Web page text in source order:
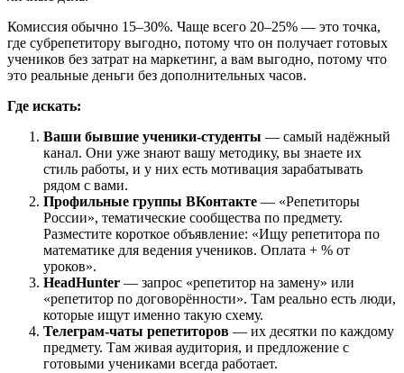
Комиссия обычно 15–30%. Чаще всего 20–25% — это точка,
где субрепетитору выгодно, потому что он получает готовых
учеников без затрат на маркетинг, а вам выгодно, потому что
это реальные деньги без дополнительных часов.
Где искать:
Ваши бывшие ученики-студенты — самый надёжный
канал. Они уже знают вашу методику, вы знаете их
стиль работы, и у них есть мотивация зарабатывать
рядом с вами.
Профильные группы ВКонтакте — «Репетиторы
России», тематические сообщества по предмету.
Разместите короткое объявление: «Ищу репетитора по
математике для ведения учеников. Оплата + % от
уроков».
HeadHunter — запрос «репетитор на замену» или
«репетитор по договорённости». Там реально есть люди,
которые ищут именно такую схему.
Телеграм-чаты репетиторов — их десятки по каждому
предмету. Там живая аудитория, и предложение с
готовыми учениками всегда работает.